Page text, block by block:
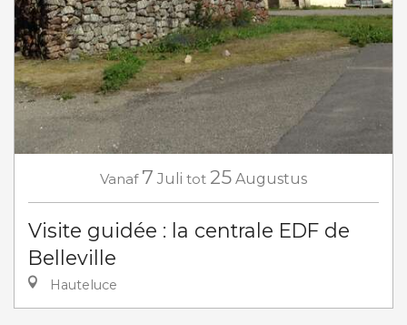
Vanaf 7 Juli tot 25 Augustus
Visite guidée : la centrale EDF de
Belleville
Hauteluce